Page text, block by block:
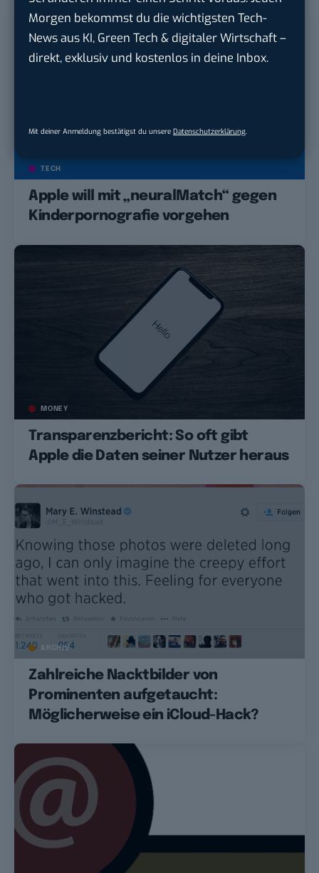
Morgen bekommst du die wichtigsten Tech-
News aus KI, Green Tech & digitaler Wirtschaft –
direkt, exklusiv und kostenlos in deine Inbox.
Mit deiner Anmeldung bestätigst du unsere Datenschutzerklärung
TECH
Apple will mit „neuralMatch“ gegen
Kinderpornografie vorgehen
MONEY
Transparenzbericht: So oft gibt
Apple die Daten seiner Nutzer heraus
ARCHIV
Zahlreiche Nacktbilder von
Prominenten aufgetaucht:
Möglicherweise ein iCloud-Hack?